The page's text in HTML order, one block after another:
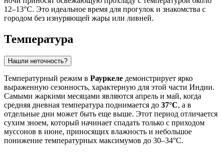
12–13°C. Это идеальное время для прогулок и знакомства с
городом без изнуряющей жары или ливней.
Температура
Нашли неточность?
Температурный режим в Рауркеле демонстрирует ярко
выраженную сезонность, характерную для этой части Индии.
Самыми жаркими месяцами являются апрель и май, когда
средняя дневная температура поднимается до 37°C, а в
отдельные дни может быть еще выше. Этот период отличается
сухим зноем, который начинает спадать только с приходом
муссонов в июне, приносящих влажность и небольшое
понижение температурных максимумов до 30–34°C.